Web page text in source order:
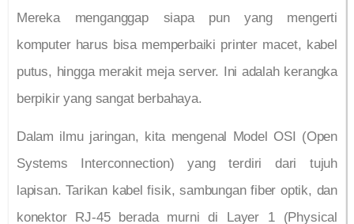
Mereka menganggap siapa pun yang mengerti
komputer harus bisa memperbaiki printer macet, kabel
putus, hingga merakit meja server. Ini adalah kerangka
berpikir yang sangat berbahaya.
Dalam ilmu jaringan, kita mengenal Model OSI (Open
Systems Interconnection) yang terdiri dari tujuh
lapisan. Tarikan kabel fisik, sambungan fiber optik, dan
konektor RJ-45 berada murni di Layer 1 (Physical